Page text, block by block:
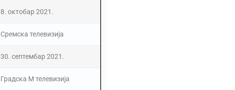
8. октобар 2021.
Сремска телевизија
30. септембар 2021.
Градска М телевизија